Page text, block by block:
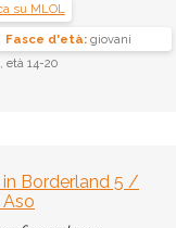
su MLOL
Fasce d'età:giovani
età 14-20
in Borderland 5 /